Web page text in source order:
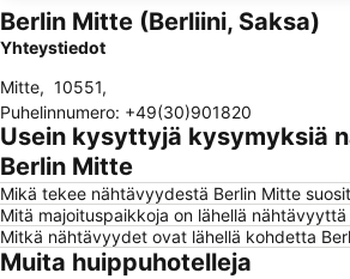
Berlin Mitte (Berliini, Saksa)
Yhteystiedot
Mitte, 10551,
Puhelinnumero: +49(30)901820
Usein kysyttyjä kysymyksiä
Berlin Mitte
Mikä tekee nähtävyydestä Berlin Mitte
Mitä majoituspaikkoja on lähellä nähtävyyttä
Mitkä nähtävyydet ovat lähellä kohdetta
Muita huippuhotelleja